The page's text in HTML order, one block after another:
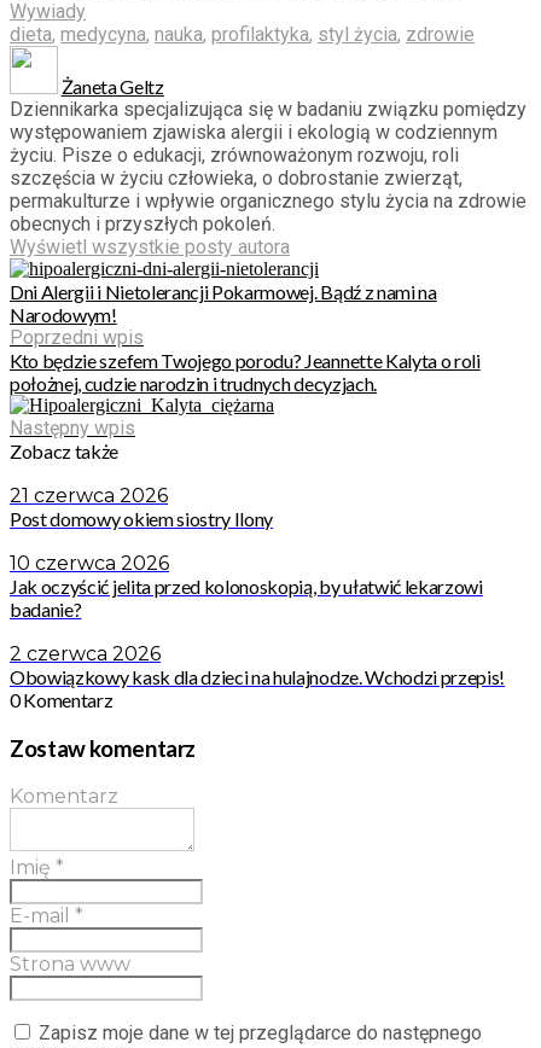
Wywiady
dieta, medycyna, nauka, profilaktyka, styl życia, zdrowie
Żaneta Geltz
Dziennikarka specjalizująca się w badaniu związku pomiędzy
występowaniem zjawiska alergii i ekologią w codziennym
życiu. Pisze o edukacji, zrównoważonym rozwoju, roli
szczęścia w życiu człowieka, o dobrostanie zwierząt,
permakulturze i wpływie organicznego stylu życia na zdrowie
obecnych i przyszłych pokoleń.
Wyświetl wszystkie posty autora
Dni Alergii i Nietolerancji Pokarmowej. Bądź z nami na
Narodowym!
Poprzedni wpis
Kto będzie szefem Twojego porodu? Jeannette Kalyta o roli
położnej, cudzie narodzin i trudnych decyzjach.
Następny wpis
Zobacz także
21 czerwca 2026
Post domowy okiem siostry Ilony
10 czerwca 2026
Jak oczyścić jelita przed kolonoskopią, by ułatwić lekarzowi
badanie?
2 czerwca 2026
Obowiązkowy kask dla dzieci na hulajnodze. Wchodzi przepis!
0 Komentarz
Zostaw komentarz
Komentarz
Imię *
E-mail *
Strona www
Zapisz moje dane w tej przeglądarce do następnego